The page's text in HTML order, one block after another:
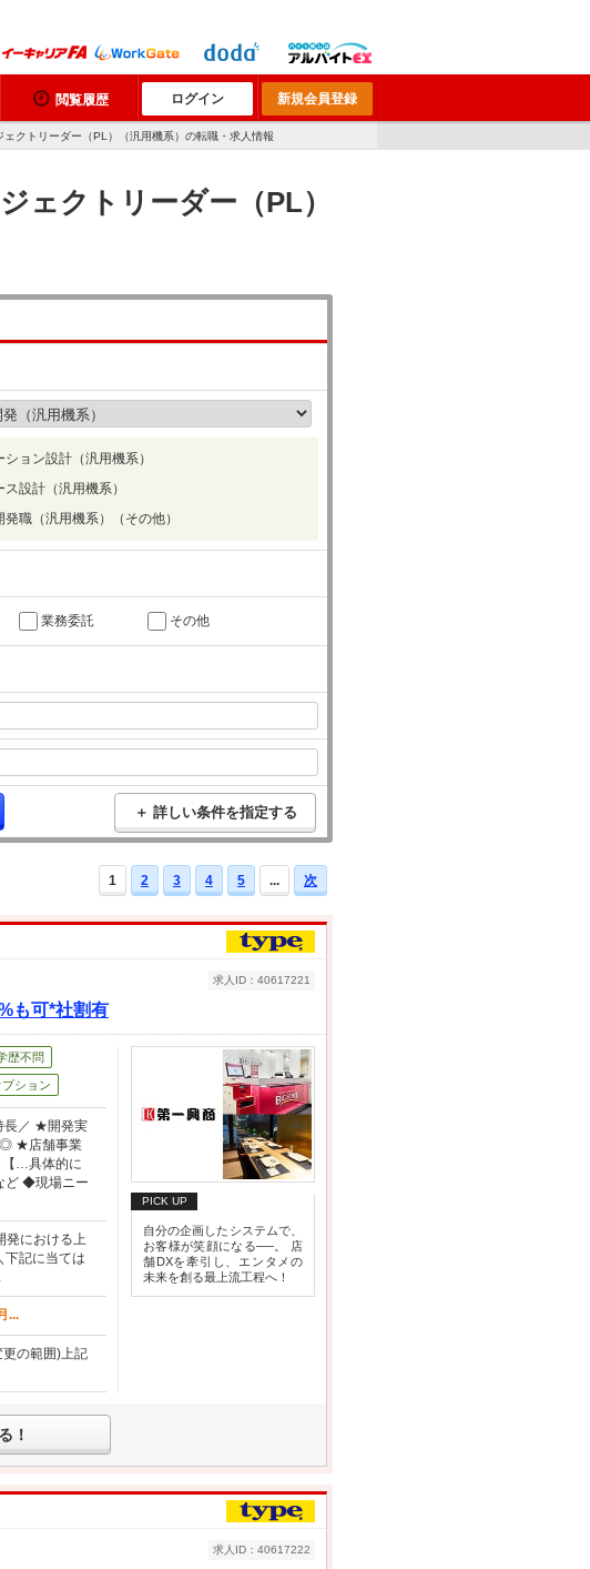
閲覧履歴 ログイン 新規会員登録
クトリーダー（PL）（汎用機系）の転職・求人情報
ェクトリーダー（PL）
ション設計（汎用機系）
設計（汎用機系）
発職（汎用機系）（その他）
業務委託 その他
＋ 詳しい条件を指定する
1 2 3 4 5 ... 次
も可*社割有
求人ID：40617221
歴不問
ション
長／ ★開発実
◎ ★店舗事業
【…具体的に
ど ◆現場ニー
発における上
記に当ては
...
の範囲)上記
PICK UP
自分の企画したシステムで、
お客様が笑顔になる──。 店
舗DXを牽引し、エンタメの
未来を創る最上流工程へ！
！
求人ID：40617222